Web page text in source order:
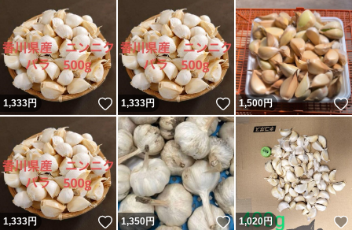
1,333円 いいね！
1,333円 いいね！
1,500円
1,333円 いいね！
1,350円 いいね！
1,020円